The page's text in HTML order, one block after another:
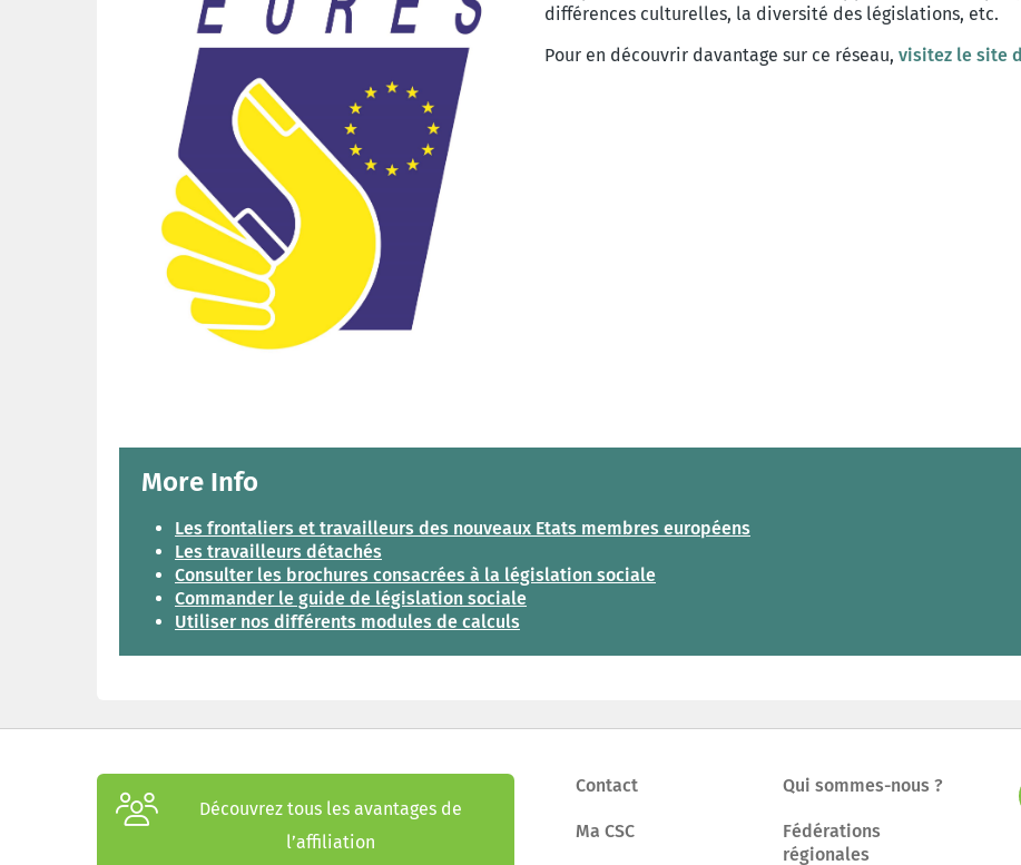
différences culturelles, la diversité des législations, etc.
Pour en découvrir davantage sur ce réseau, visitez le site
More Info
Les frontaliers et travailleurs des nouveaux Etats membres européens
Les travailleurs détachés
Consulter les brochures consacrées à la législation sociale
Commander le guide de législation sociale
Utiliser nos différents modules de calculs
Découvrez tous les avantages de
l’affiliation
Contact
Ma CSC
Qui sommes-nous ?
Fédérations
régionales